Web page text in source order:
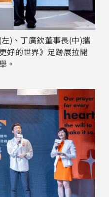
)、丁廣欽董事長(中)攜
好的世界》足跡展拉開
。